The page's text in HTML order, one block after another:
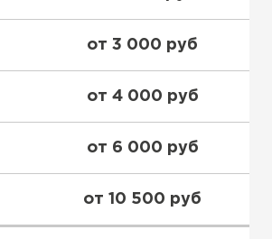
от 3 000 руб
от 4 000 руб
от 6 000 руб
от 10 500 руб